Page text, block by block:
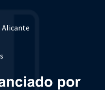
Alicante